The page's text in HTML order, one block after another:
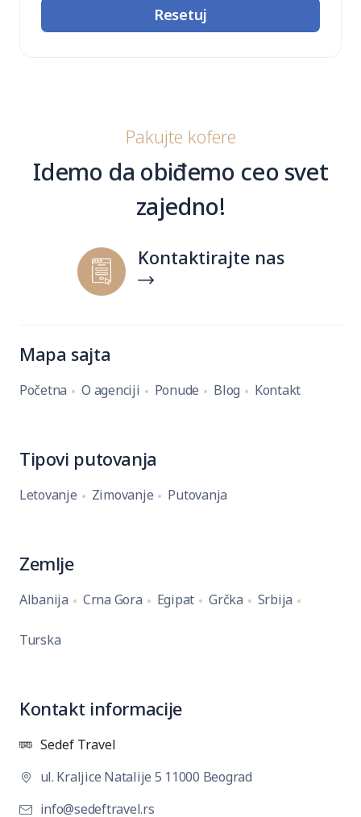
Pakujte kofere
Idemo da obiđemo ceo svet
zajedno!
Kontaktirajte nas
Mapa sajta
Početna O agenciji Ponude Blog Kontakt
Tipovi putovanja
Letovanje Zimovanje Putovanja
Zemlje
Albanija Crna Gora Egipat Grčka Srbija
Turska
Kontakt informacije
Sedef Travel
ul. Kraljice Natalije 5 11000 Beograd
info@sedeftravel.rs